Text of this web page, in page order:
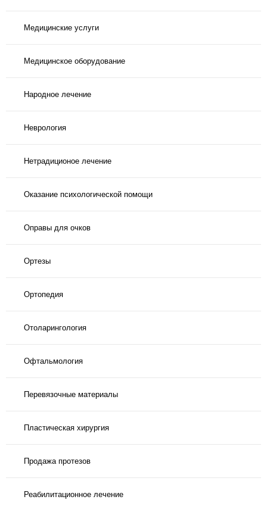
Медицинские услуги
Медицинское оборудование
Народное лечение
Неврология
Нетрадиционое лечение
Оказание психологической помощи
Оправы для очков
Ортезы
Ортопедия
Отоларингология
Офтальмология
Перевязочные материалы
Пластическая хирургия
Продажа протезов
Реабилитационное лечение